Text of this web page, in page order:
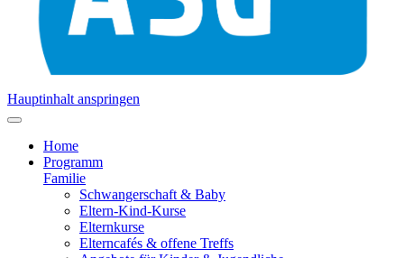
Hauptinhalt anspringen
Home
Programm
Familie
Schwangerschaft & Baby
Eltern-Kind-Kurse
Elternkurse
Elterncafés & offene Treffs